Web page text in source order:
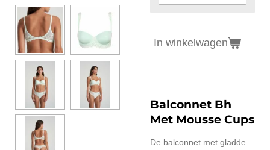
In winkelwagen
Balconnet Bh
Met Mousse Cups
De balconnet met gladde